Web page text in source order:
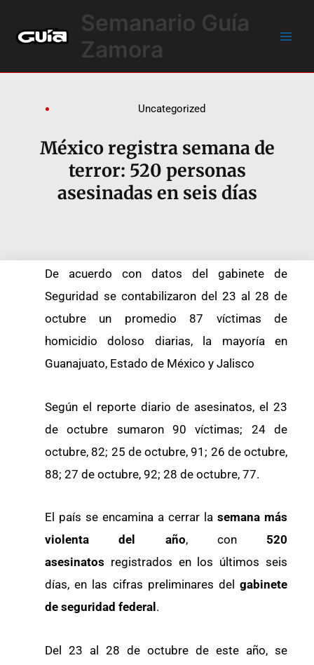
contenido
Semanario Guía
Zamora
Uncategorized
México registra semana de
terror: 520 personas
asesinadas en seis días
De acuerdo con datos del gabinete de
Seguridad se contabilizaron del 23 al 28 de
octubre un promedio 87 víctimas de
homicidio doloso diarias, la mayoría en
Guanajuato, Estado de México y Jalisco
Según el reporte diario de asesinatos, el 23
de octubre sumaron 90 víctimas; 24 de
octubre, 82; 25 de octubre, 91; 26 de octubre,
88; 27 de octubre, 92; 28 de octubre, 77.
El país se encamina a cerrar la semana más
violenta del año, con520
asesinatos registrados en los últimos seis
días, en las cifras preliminares del gabinete
de seguridad federal .
Del 23 al 28 de octubre de este año, se